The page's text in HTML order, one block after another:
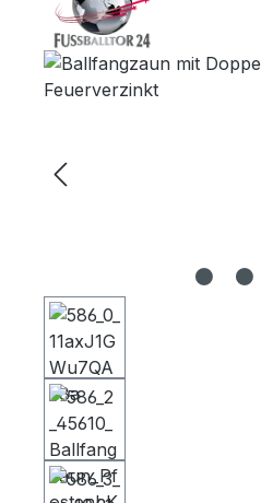
Bildergalerie überspringen